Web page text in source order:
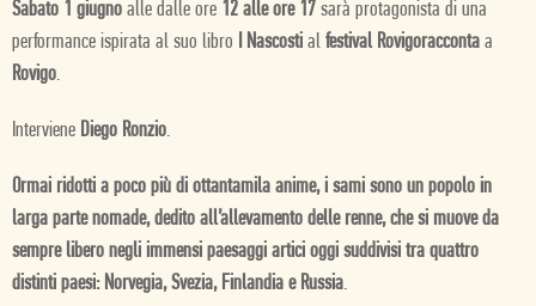
Sabato 1 giugno alle dalle ore 12 alle ore 17 sarà protagonista di una
performance ispirata al suo libro I Nascosti al festival Rovigoracconta a
Rovigo.
Interviene Diego Ronzio.
Ormai ridotti a poco più di ottantamila anime, i sami sono un popolo in
larga parte nomade, dedito all’allevamento delle renne, che si muove da
sempre libero negli immensi paesaggi artici oggi suddivisi tra quattro
distinti paesi: Norvegia, Svezia, Finlandia e Russia.